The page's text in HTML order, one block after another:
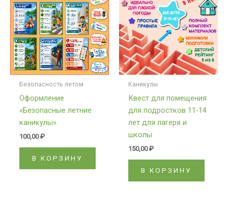
Безопасность летом
Оформление
«Безопасные летние
каникулы».
100,00₽
В КОРЗИНУ
Каникулы
Квест для помещения
для подростков 11-14
лет для лагеря и
школы
150,00₽
В КОРЗИНУ